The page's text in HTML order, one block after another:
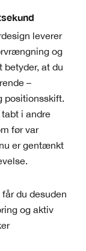
leverer
og
betyder, at du
–
positionsskift.
i andre
før var
er gentænkt
du desuden
og aktiv